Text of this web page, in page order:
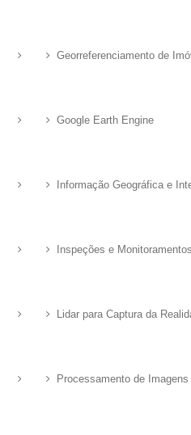
Georreferenciamento de
Google Earth Engine
Informação Geográfica e
Inspeções e
Lidar para Captura da
Processamento de Imagens